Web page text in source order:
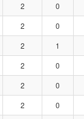
2 0
2 0
2 1
2 0
2 0
2 0